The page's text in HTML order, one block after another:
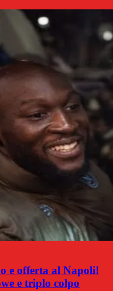
e offerta al Napoli!
e triplo colpo